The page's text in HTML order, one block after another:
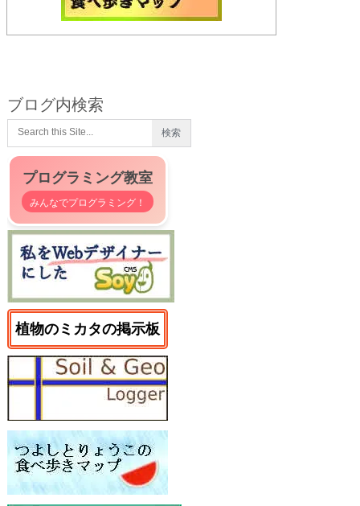
ブログ内検索
プログラミング教室
みんなでプログラミング！
植物のミカタの掲示板